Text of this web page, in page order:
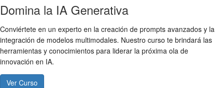
Domina la IA Generativa
Conviértete en un experto en la creación de prompts avanzados y la
integración de modelos multimodales. Nuestro curso te brindará las
herramientas y conocimientos para liderar la próxima ola de
innovación en IA.
Ver Curso